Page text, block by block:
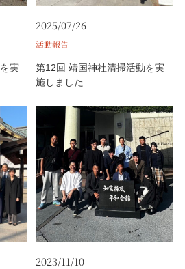
実
2025/07/26
活動報告
第12回 靖国神社清掃活動を実
施しました
2023/11/10